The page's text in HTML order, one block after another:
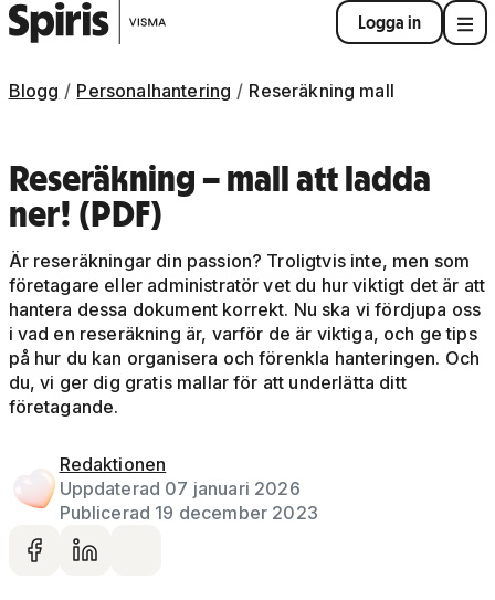
Logga in
Blogg Personalhantering Reseräkning mall
Reseräkning – mall att ladda
ner! (PDF)
Är reseräkningar din passion? Troligtvis inte, men som
företagare eller administratör vet du hur viktigt det är att
hantera dessa dokument korrekt. Nu ska vi fördjupa oss
i vad en reseräkning är, varför de är viktiga, och ge tips
på hur du kan organisera och förenkla hanteringen. Och
du, vi ger dig gratis mallar för att underlätta ditt
företagande.
Redaktionen
Uppdaterad 07 januari 2026
Publicerad 19 december 2023
Dela på facebook
Dela på LinkedIn